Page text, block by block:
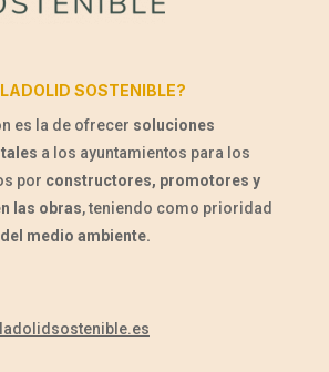
SOSTENIBLE?
es la de ofrecer soluciones
a los ayuntamientos para los
por constructores, promotores y
las obras, teniendo como prioridad
medio ambiente.